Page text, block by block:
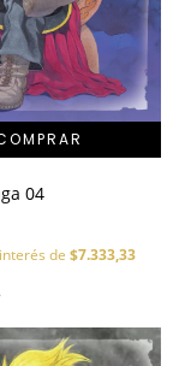
04
de $7.333,33